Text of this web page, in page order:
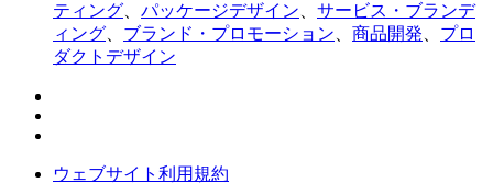
ティング、 パッケージデザイン、 サービス・ブランデ
ィング、 ブランド・プロモーション、 商品開発、 プロ
ダクトデザイン
ウェブサイト利用規約